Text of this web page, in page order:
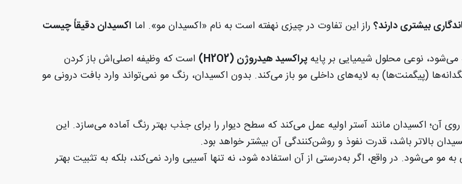
بیشتری دارند؟ راز این تفاوت در چیزی نهفته است به نام «اکسیدان مو». اما اکسیدان دقیقاً چیست
می‌شود، نوعی محلول شیمیایی بر پایهپراکسید هیدروژن(H2O2)
است که وظیفه اصلی‌اش باز کردن
(پیگمنت‌ها) به لایه‌های داخلی مو باز می‌کند. بدون اکسیدان، رنگ مو نمی‌تواند وارد بافت درونی مو
آن؛ اکسیدان مانند آستر اولیه عمل می‌کند که سطح دیوار را برای جذب بهتر رنگ آماده می‌سازد. این
بالاتر باشد، قدرت نفوذ و روشن‌کنندگی آن بیشتر خواهد بود.
می‌شود. در واقع، اگر به‌درستی از آن استفاده شود، نه تنها آسیبی وارد نمی‌کند، بلکه به تثبیت بهتر